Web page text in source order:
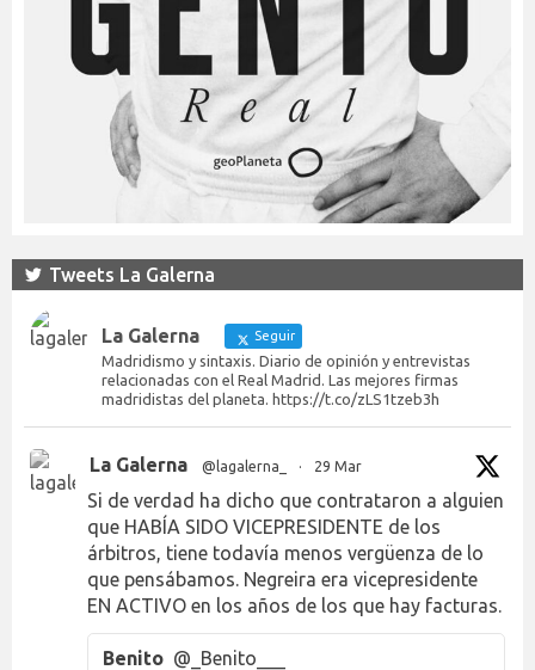
Tweets La Galerna
La Galerna Seguir
Madridismo y sintaxis. Diario de opinión y entrevistas
relacionadas con el Real Madrid. Las mejores firmas
madridistas del planeta. https://t.co/zLS1tzeb3h
La Galerna @lagalerna_ · 29 Mar
Si de verdad ha dicho que contrataron a alguien
que HABÍA SIDO VICEPRESIDENTE de los
árbitros, tiene todavía menos vergüenza de lo
que pensábamos. Negreira era vicepresidente
EN ACTIVO en los años de los que hay facturas.
Benito @_Benito___